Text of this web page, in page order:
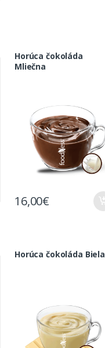
Horúca čokoláda
Mliečna
16,00€
Horúca čokoláda Biela